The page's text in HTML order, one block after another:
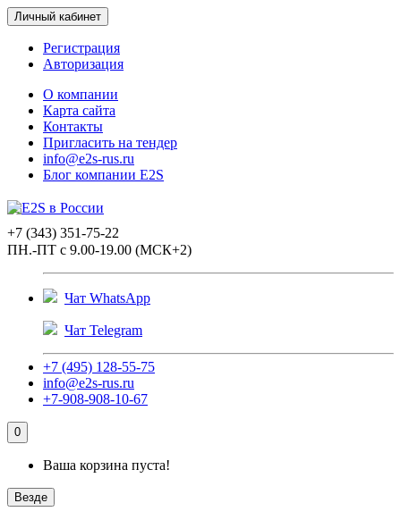
Личный кабинет
Регистрация
Авторизация
О компании
Карта сайта
Контакты
Пригласить на тендер
info@e2s-rus.ru
Блог компании E2S
+7 (343) 351-75-22
ПН.-ПТ с 9.00-19.00 (МСК+2)
Чат WhatsApp
Чат Telegram
+7 (495) 128-55-75
info@e2s-rus.ru
+7-908-908-10-67
0
Ваша корзина пуста!
Везде